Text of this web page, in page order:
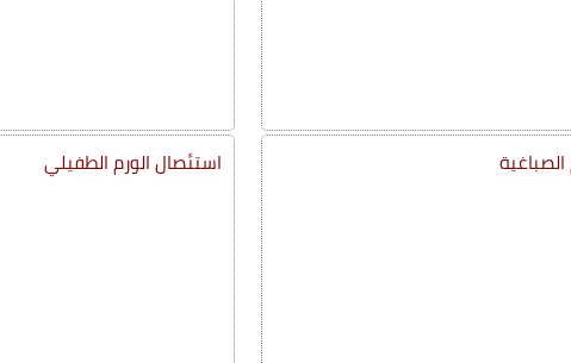
استئصال الورم الطفيلي